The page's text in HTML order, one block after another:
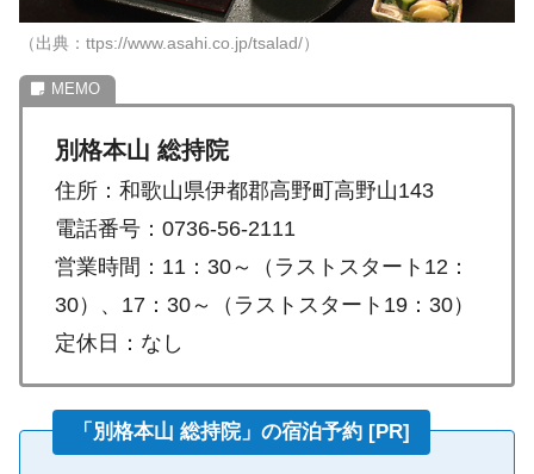
（出典：ttps://www.asahi.co.jp/tsalad/）
別格本山 総持院
住所：和歌山県伊都郡高野町高野山143
電話番号：0736-56-2111
営業時間：11：30～（ラストスタート12：
30）、17：30～（ラストスタート19：30）
定休日：なし
「別格本山 総持院」の宿泊予約 [PR]